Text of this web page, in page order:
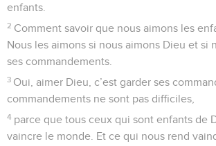
enfants.
2 Comment savoir que nous aimons les
Nous les aimons si nous aimons Dieu et si
ses commandements.
3 Oui, aimer Dieu, c’est garder ses
commandements ne sont pas difficiles,
4 parce que tous ceux qui sont enfants de
vaincre le monde. Et ce qui nous rend